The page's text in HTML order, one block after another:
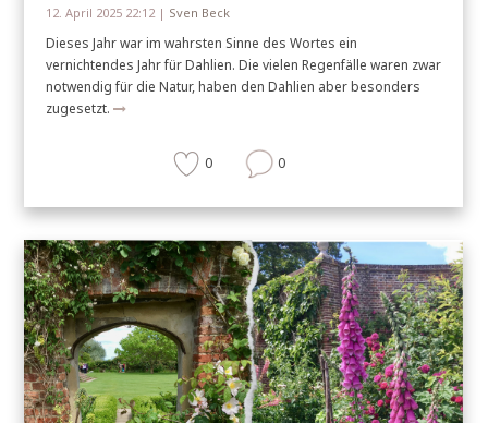
12. April 2025 22:12 | Sven Beck
Dieses Jahr war im wahrsten Sinne des Wortes ein
vernichtendes Jahr für Dahlien. Die vielen Regenfälle waren zwar
notwendig für die Natur, haben den Dahlien aber besonders
zugesetzt.
0 0